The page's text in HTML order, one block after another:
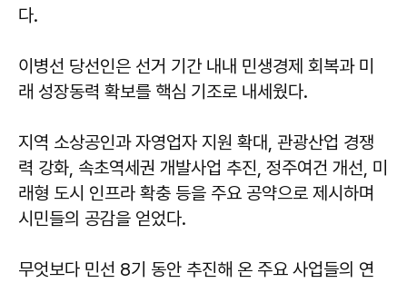
다.
이병선 당선인은 선거 기간 내내 민생경제 회복과 미
래 성장동력 확보를 핵심 기조로 내세웠다.
지역 소상공인과 자영업자 지원 확대, 관광산업 경쟁
력 강화, 속초역세권 개발사업 추진, 정주여건 개선, 미
래형 도시 인프라 확충 등을 주요 공약으로 제시하며
시민들의 공감을 얻었다.
무엇보다 민선 8기 동안 추진해 온 주요 사업들의 연